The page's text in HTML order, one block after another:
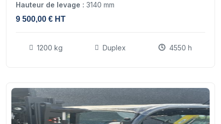
Hauteur de levage : 3140 mm
9 500,00 € HT
1200 kg Duplex 4550 h